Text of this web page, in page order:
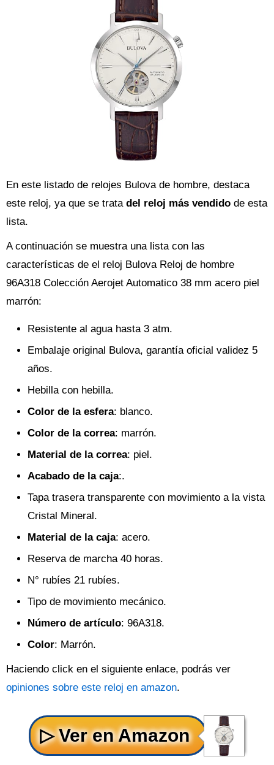
En este listado de relojes Bulova de hombre, destaca
este reloj, ya que se trata del reloj más vendido de esta
lista.
A continuación se muestra una lista con las
características de el reloj Bulova Reloj de hombre
96A318 Colección Aerojet Automatico 38 mm acero piel
marrón:
Resistente al agua hasta 3 atm.
Embalaje original Bulova, garantía oficial validez 5
años.
Hebilla con hebilla.
Color de la esfera: blanco.
Color de la correa: marrón.
Material de la correa: piel.
Acabado de la caja:.
Tapa trasera transparente con movimiento a la vista
Cristal Mineral.
Material de la caja: acero.
Reserva de marcha 40 horas.
N° rubíes 21 rubíes.
Tipo de movimiento mecánico.
Número de artículo: 96A318.
Color: Marrón.
Haciendo click en el siguiente enlace, podrás ver
opiniones sobre este reloj en amazon.